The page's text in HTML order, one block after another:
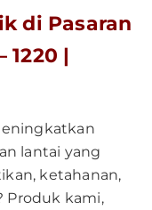
di Pasaran
1220 |
lantai yang
ketahanan,
Produk kami,